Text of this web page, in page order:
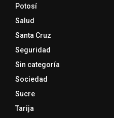
Potosí
Salud
Santa Cruz
Seguridad
Sin categoría
Sociedad
Sucre
Tarija